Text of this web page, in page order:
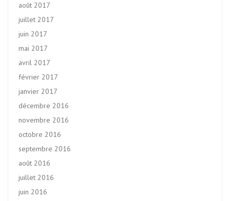
août 2017
juillet 2017
juin 2017
mai 2017
avril 2017
février 2017
janvier 2017
décembre 2016
novembre 2016
octobre 2016
septembre 2016
août 2016
juillet 2016
juin 2016